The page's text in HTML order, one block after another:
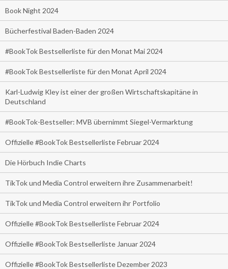
Book Night 2024
Bücherfestival Baden-Baden 2024
#BookTok Bestsellerliste für den Monat Mai 2024
#BookTok Bestsellerliste für den Monat April 2024
Karl-Ludwig Kley ist einer der großen Wirtschaftskapitäne in
Deutschland
#BookTok-Bestseller: MVB übernimmt Siegel-Vermarktung
Offizielle #BookTok Bestsellerliste Februar 2024
Die Hörbuch Indie Charts
TikTok und Media Control erweitern ihre Zusammenarbeit!
TikTok und Media Control erweitern ihr Portfolio
Offizielle #BookTok Bestsellerliste Februar 2024
Offizielle #BookTok Bestsellerliste Januar 2024
Offizielle #BookTok Bestsellerliste Dezember 2023